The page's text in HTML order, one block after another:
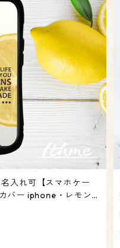
入れ可【スマホケー
バー iphone・レモン